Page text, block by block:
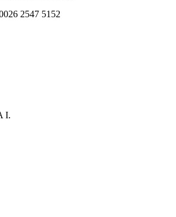
2547 5152
I.